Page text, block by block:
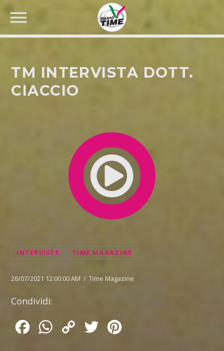
TM INTERVISTA DOTT.
CIACCIO
INTERVISTE TIME MAGAZINE
26/07/2021 12:00:00 AM / Time Magazine
Condividi:
FacebookWhatsApp
Copy
Twitter